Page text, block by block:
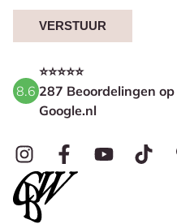
VERSTUUR
8.6
⭐⭐⭐⭐⭐
287 Beoordelingen op
Google.nl